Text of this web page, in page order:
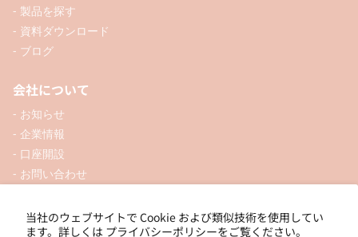
当社のウェブサイトで Cookie および類似技術を使用してい
ます。詳しくは プライバシーポリシーをご覧ください。
- 製品を探す
- 資料ダウンロード
- ブログ
会社について
- お知らせ
- 企業情報
- 口座開設
- お問い合わせ
ソーシャル